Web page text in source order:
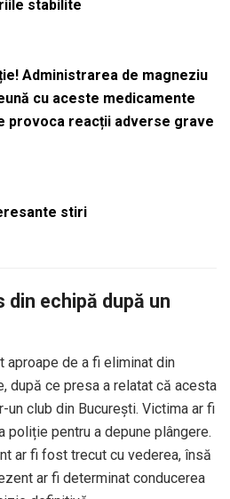
stabilite
Administrarea de magneziu
cu aceste medicamente
provoca reacții adverse grave
stiri
echipă după un
aproape de a fi eliminat din
după ce presa a relatat că acesta
un club din București. Victima ar fi
poliție pentru a depune plângere.
ar fi fost trecut cu vederea, însă
ar fi determinat conducerea